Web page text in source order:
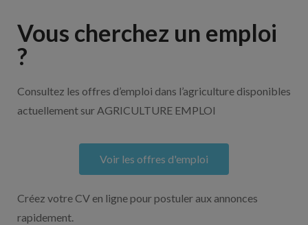
Vous cherchez un emploi
?
Consultez les offres d’emploi dans l’agriculture disponibles
actuellement sur AGRICULTURE EMPLOI
Voir les offres d'emploi
Créez votre CV en ligne pour postuler aux annonces
rapidement.